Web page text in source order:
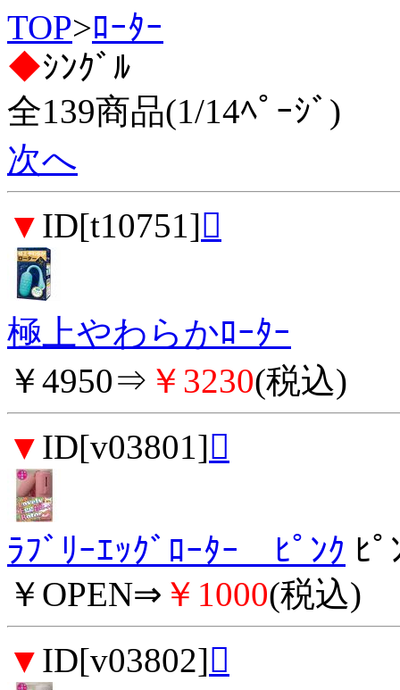
TOP>ﾛｰﾀｰ
◆ｼﾝｸﾞﾙ
全139商品(1/14ﾍﾟｰｼﾞ)
次へ
▼ ID[t10751]
極上やわらかﾛｰﾀｰ
￥4950⇒ ￥3230(税込)
▼ ID[v03801]
ﾗﾌﾞﾘｰｴｯｸﾞﾛｰﾀｰ ﾋﾟﾝｸ ﾋﾟ
￥OPEN⇒ ￥1000(税込)
▼ ID[v03802]